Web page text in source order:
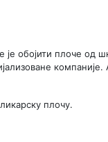
обојити плоче од
плочу.